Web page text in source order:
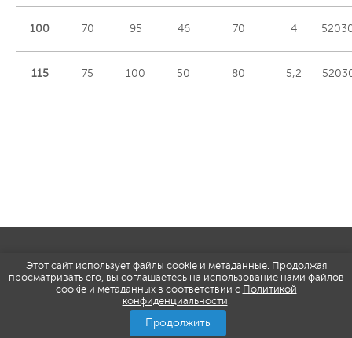
Этот сайт использует файлы cookie и метаданные. Продолжая
просматривать его, вы соглашаетесь на использование нами файлов
cookie и метаданных в соответствии с Политикой
конфиденциальности.
Продолжить
100 70 95 46 70 4
115 75 100 50 80 5,2
Copyright © 2012 - 2026 Оснастик. Все
права защищены
Политика конфиденциальности
Использование материалов osnastik.ru
без письменного разрешения
администрации сайта запрещено
согласно ст.146, п. 3 УК РФ